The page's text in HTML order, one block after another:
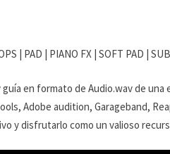
| PAD | PIANO FX | SOFT PAD |
en formato de Audio.wav de
Adobe audition, Garageband,
y disfrutarlo como un valioso